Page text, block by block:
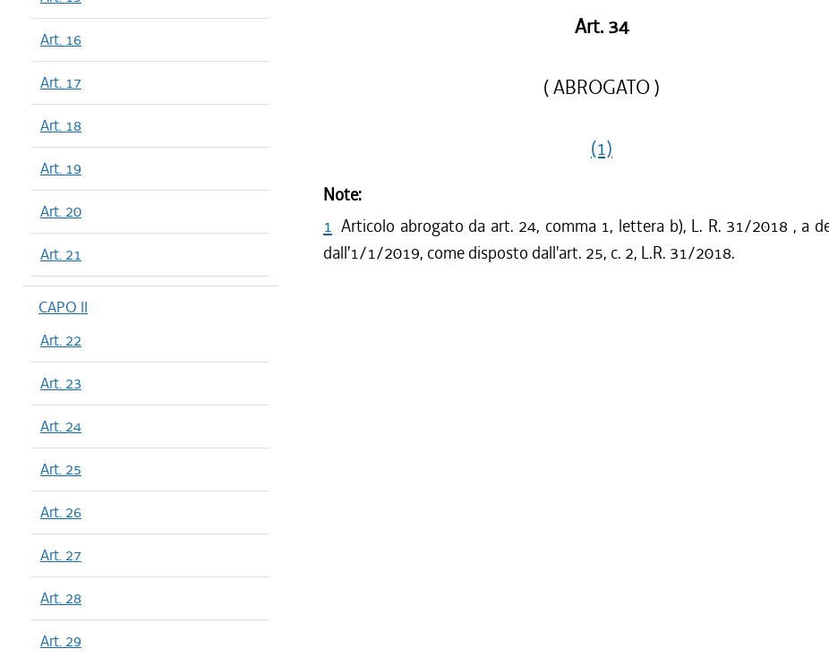
Art. 16
Art. 17
Art. 18
Art. 19
Art. 20
Art. 21
CAPO II
Art. 22
Art. 23
Art. 24
Art. 25
Art. 26
Art. 27
Art. 28
Art. 29
Art. 34
( ABROGATO )
(1)
Note:
1 Articolo abrogato da art. 24, comma 1, lettera b), L. R. 31/2018 , a
dall'1/1/2019, come disposto dall'art. 25, c. 2, L.R. 31/2018.